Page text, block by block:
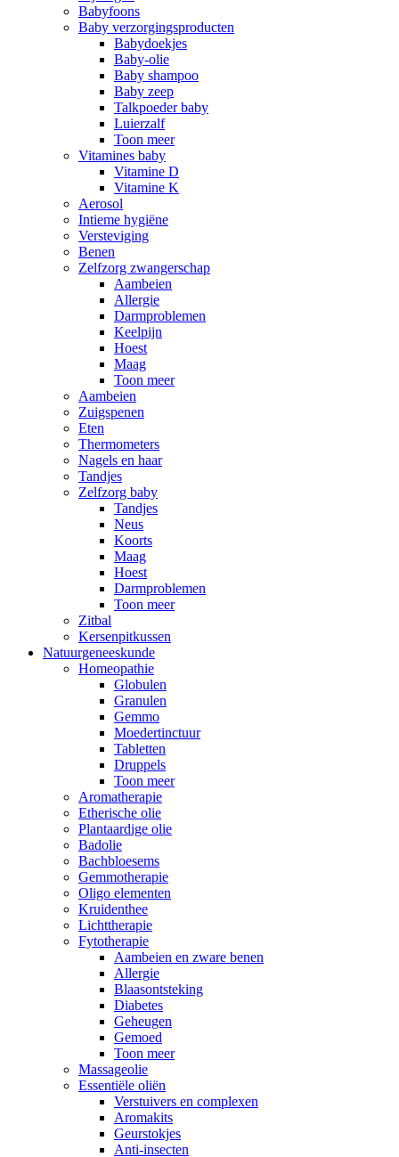
Babyfoons
Baby verzorgingsproducten
Babydoekjes
Baby-olie
Baby shampoo
Baby zeep
Talkpoeder baby
Luierzalf
Toon meer
Vitamines baby
Vitamine D
Vitamine K
Aerosol
Intieme hygiëne
Versteviging
Benen
Zelfzorg zwangerschap
Aambeien
Allergie
Darmproblemen
Keelpijn
Hoest
Maag
Toon meer
Aambeien
Zuigspenen
Eten
Thermometers
Nagels en haar
Tandjes
Zelfzorg baby
Tandjes
Neus
Koorts
Maag
Hoest
Darmproblemen
Toon meer
Zitbal
Kersenpitkussen
Natuurgeneeskunde
Homeopathie
Globulen
Granulen
Gemmo
Moedertinctuur
Tabletten
Druppels
Toon meer
Aromatherapie
Etherische olie
Plantaardige olie
Badolie
Bachbloesems
Gemmotherapie
Oligo elementen
Kruidenthee
Lichttherapie
Fytotherapie
Aambeien en zware benen
Allergie
Blaasontsteking
Diabetes
Geheugen
Gemoed
Toon meer
Massageolie
Essentiële oliën
Verstuivers en complexen
Aromakits
Geurstokjes
Anti-insecten